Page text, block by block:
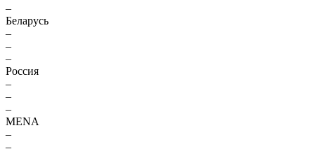
–
Беларусь
–
–
–
Россия
–
–
–
MENA
–
–